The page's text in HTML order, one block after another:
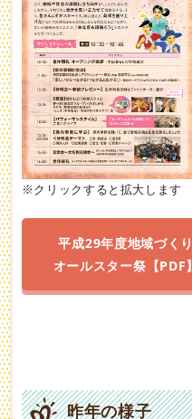
※クリックすると拡大します
平成29年度地域づくり
オールスター祭【PDF】
昨年の様子